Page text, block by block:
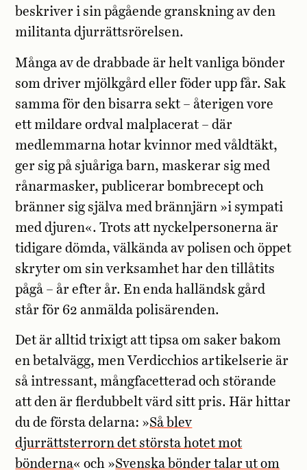
beskriver i sin pågående granskning av den
militanta djurrättsrörelsen.
Många av de drabbade är helt vanliga bönder
som driver mjölkgård eller föder upp får. Sak
samma för den bisarra sekt – återigen vore
ett mildare ordval malplacerat – där
medlemmarna hotar kvinnor med våldtäkt,
ger sig på sjuåriga barn, maskerar sig med
rånarmasker, publicerar bombrecept och
bränner sig själva med brännjärn »i sympati
med djuren«. Trots att nyckelpersonerna är
tidigare dömda, välkända av polisen och öppet
skryter om sin verksamhet har den tillåtits
pågå – år efter år. En enda halländsk gård
står för 62 anmälda polisärenden.
Det är alltid trixigt att tipsa om saker bakom
en betalvägg, men Verdicchios artikelserie är
så intressant, mångfacetterad och störande
att den är flerdubbelt värd sitt pris. Här hittar
du de första delarna: »Så blev
djurrättsterrorn det största hotet mot
bönderna« och »Svenska bönder talar ut om